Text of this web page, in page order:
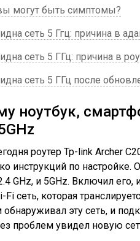
могут быть симптомы?
сеть 5 Ггц: причина в
сеть 5 ГГц: причина в
сеть 5 ГГц после
ноутбук,
роутер Tp-link Archer
инструкций по настройке.
GHz, и 5GHz. Включил
Fi сеть, которая
обнаруживал эту сеть, и
проблем увидел новую